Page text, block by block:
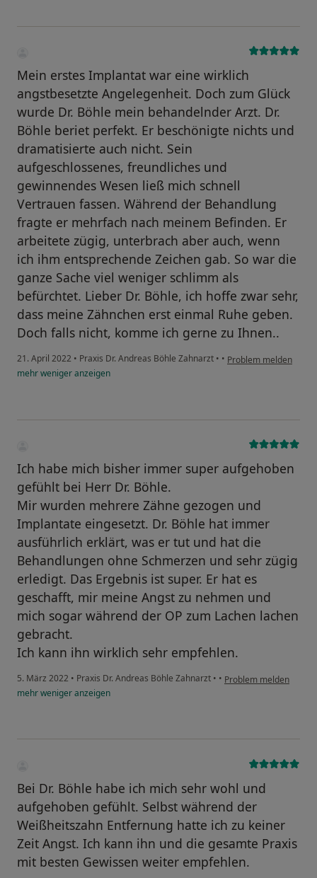
Mein erstes Implantat war eine wirklich
angstbesetzte Angelegenheit. Doch zum Glück
wurde Dr. Böhle mein behandelnder Arzt. Dr.
Böhle beriet perfekt. Er beschönigte nichts und
dramatisierte auch nicht. Sein
aufgeschlossenes, freundliches und
gewinnendes Wesen ließ mich schnell
Vertrauen fassen. Während der Behandlung
fragte er mehrfach nach meinem Befinden. Er
arbeitete zügig, unterbrach aber auch, wenn
ich ihm entsprechende Zeichen gab. So war die
ganze Sache viel weniger schlimm als
befürchtet. Lieber Dr. Böhle, ich hoffe zwar sehr,
dass meine Zähnchen erst einmal Ruhe geben.
Doch falls nicht, komme ich gerne zu Ihnen..
21. April 2022 • Praxis Dr. Andreas Böhle Zahnarzt • • Problem melden
mehrwenigeranzeigen
Ich habe mich bisher immer super aufgehoben
gefühlt bei Herr Dr. Böhle.
Mir wurden mehrere Zähne gezogen und
Implantate eingesetzt. Dr. Böhle hat immer
ausführlich erklärt, was er tut und hat die
Behandlungen ohne Schmerzen und sehr zügig
erledigt. Das Ergebnis ist super. Er hat es
geschafft, mir meine Angst zu nehmen und
mich sogar während der OP zum Lachen lachen
gebracht.
Ich kann ihn wirklich sehr empfehlen.
5. März 2022 • Praxis Dr. Andreas Böhle Zahnarzt • • Problem melden
mehrwenigeranzeigen
Bei Dr. Böhle habe ich mich sehr wohl und
aufgehoben gefühlt. Selbst während der
Weißheitszahn Entfernung hatte ich zu keiner
Zeit Angst. Ich kann ihn und die gesamte Praxis
mit besten Gewissen weiter empfehlen.